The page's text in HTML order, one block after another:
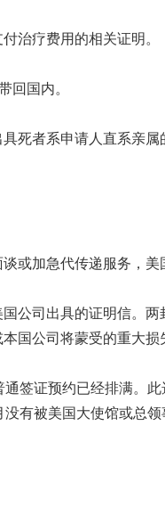
治疗费用的相关证明。
回国内。
死者系申请人直系亲属
或加急代传递服务，美
公司出具的证明信。两
国公司将蒙受的重大损
签证预约已经排满。此
有被美国大使馆或总领